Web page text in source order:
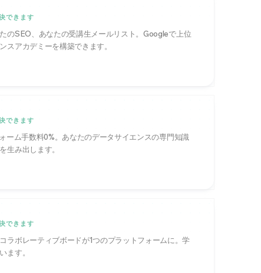
できます
のSEO、あなたの受講生メールリスト。Googleで上位
スアカデミーを構築できます。
できます
ーム手数料0%。あなたのデータサイエンスの専門知識
生み出します。
できます
ラボレーティブボードが1つのプラットフォームに。学
ます。